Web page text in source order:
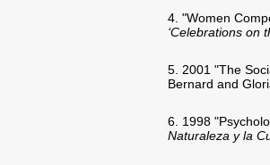
4. "Women
‘Celebrations on
5. 2001 "The
Bernard and
6. 1998
Naturaleza y la